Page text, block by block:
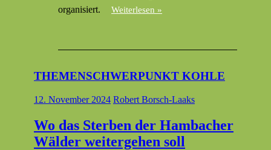
organisiert.
Weiterlesen »
THEMENSCHWERPUNKT KOHLE
12. November 2024 Robert Borsch-Laaks
Wo das Sterben der Hambacher
Wälder weitergehen soll